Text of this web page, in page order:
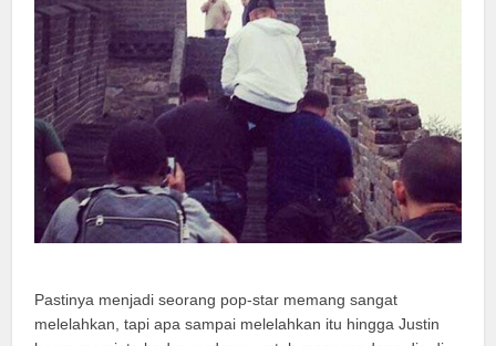
Pastinya menjadi seorang pop-star memang sangat
melelahkan, tapi apa sampai melelahkan itu hingga Justin